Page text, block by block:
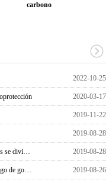
carbono
2022-10-25
2020-03-17
2019-11-22
2019-08-28
La "lista de 300 mil millones" de los Estados Unidos se divide en dos, y el impuesto sobre 2019-08-28
Nuevo diseño de hueso de acero en espiral con mango de goma para protector de rodilla 2019-08-26